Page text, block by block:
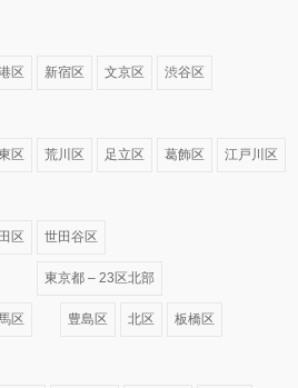
区 新宿区 文京区 渋谷区
区 荒川区 足立区 葛飾区 江戸川区
区 世田谷区
区
東京都 – 23区北部
豊島区 北区 板橋区